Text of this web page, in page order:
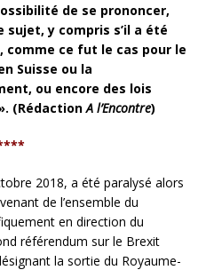
de se prononcer,
y compris s’il a été
ce fut le cas pour le
Suisse ou la
ou encore des lois
(RédactionA l’Encontre)
2018, a été paralysé alors
de l’ensemble du
en direction du
référendum sur le Brexit
la sortie du Royaume-